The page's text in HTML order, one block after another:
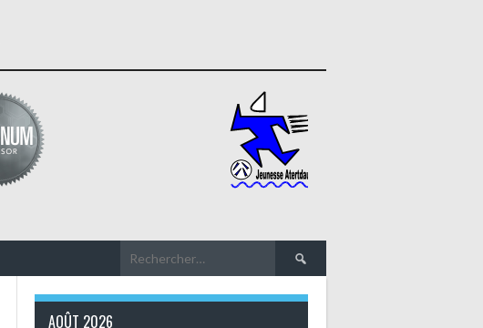
Rechercher :
AOÛT 2026